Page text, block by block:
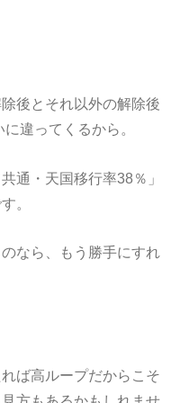
後とそれ以外の解除後
違ってくるから。
通・天国移行率38％」
。
なら、もう勝手にすれ
ば高ループだからこそ